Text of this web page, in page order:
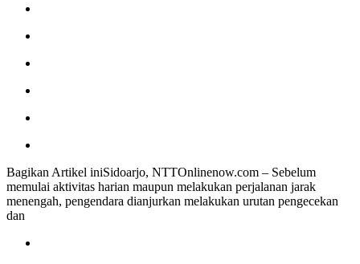
Bagikan Artikel iniSidoarjo, NTTOnlinenow.com – Sebelum
memulai aktivitas harian maupun melakukan perjalanan jarak
menengah, pengendara dianjurkan melakukan urutan pengecekan
dan